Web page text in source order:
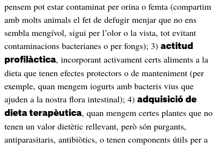
pensem pot estar contaminat per orina o femta (compartim
amb molts animals el fet de defugir menjar que no ens
sembla mengívol, sigui per l’olor o la vista, tot evitant
contaminacions bacterianes o per fongs); 3) actitud
profilàctica, incorporant activament certs aliments a la
dieta que tenen efectes protectors o de manteniment (per
exemple, quan mengem iogurts amb bacteris vius que
ajuden a la nostra flora intestinal); 4) adquisició de
dieta terapèutica, quan mengem certes plantes que no
tenen un valor dietètic rellevant, però són purgants,
antiparasitaris, antibiòtics, o tenen components útils per a